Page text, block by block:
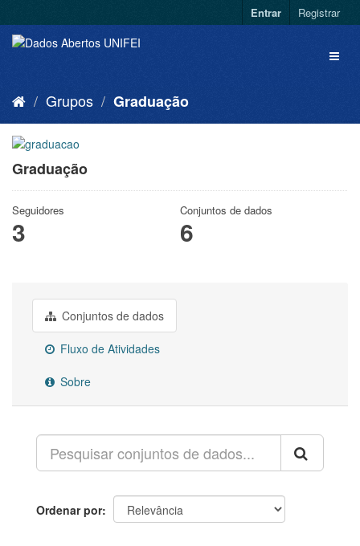
Entrar Registrar
Grupos Graduação
Graduação
Seguidores
3
Conjuntos de dados
6
Conjuntos de dados
Fluxo de Atividades
Sobre
Ordenar por